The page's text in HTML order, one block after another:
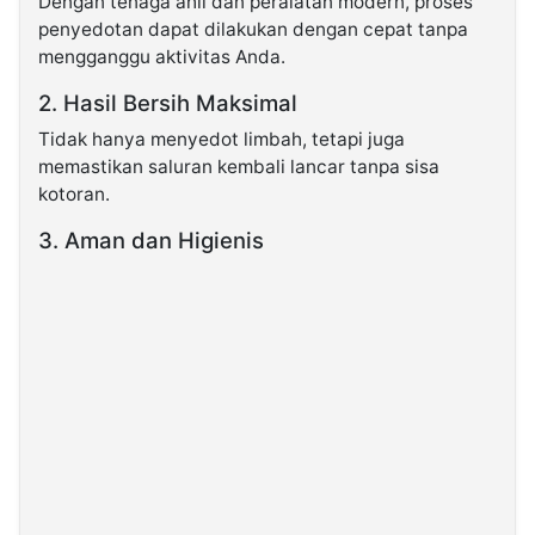
penyedotan dapat dilakukan dengan cepat tanpa
mengganggu aktivitas Anda.
2. Hasil Bersih Maksimal
Tidak hanya menyedot limbah, tetapi juga
memastikan saluran kembali lancar tanpa sisa
kotoran.
3. Aman dan Higienis